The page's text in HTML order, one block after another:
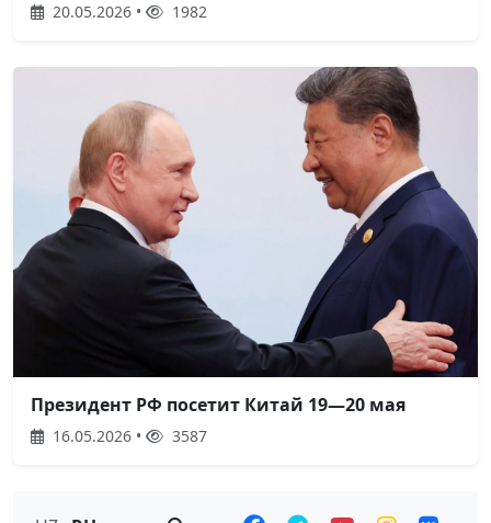
20.05.2026 • 1982
Президент РФ посетит Китай 19—20 мая
16.05.2026 • 3587